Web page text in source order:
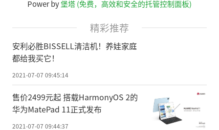
Power by堡塔 (免费，高效和安全的托管控制面板)
精彩推荐
安利必胜BISSELL清洁机！养娃家庭
都给我买它！
2021-07-07 09:45:14
售价2499元起 搭载HarmonyOS 2的
华为MatePad 11正式发布
2021-07-07 09:44:37